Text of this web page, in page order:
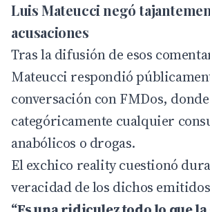
Luis Mateucci negó
acusaciones
Tras la difusión de esos
Mateucci respondió
conversación conFMDos,
categóricamente cualquier
anabólicos o drogas.
El exchico reality cuestionó
veracidad de los dichos